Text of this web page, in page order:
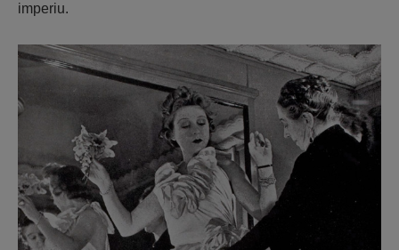
imperiu.